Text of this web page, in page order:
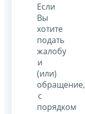
Если
Вы
хотите
подать
жалобу
и
(или)
обращение,
с
порядком